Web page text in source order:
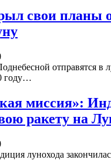
свои планы
отправятся в
году…
миссия»:
ракету на
лунохода